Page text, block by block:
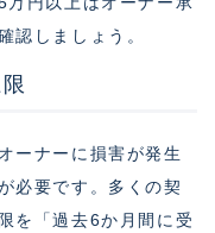
認しましょう。
ーナーに損害が発生
必要です。多くの契
を「過去6か月間に受